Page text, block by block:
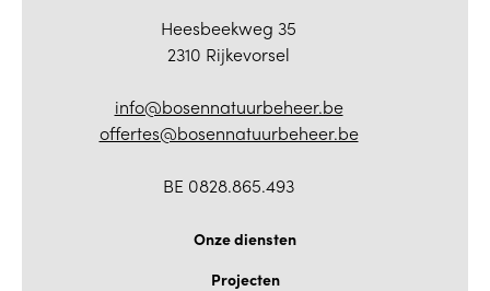
Heesbeekweg 35
2310 Rijkevorsel
info@bosennatuurbeheer.be
offertes@bosennatuurbeheer.be
BE 0828.865.493
Onze diensten
Projecten